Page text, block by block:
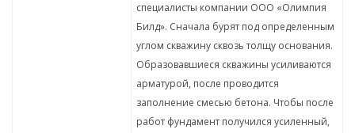
специалисты компании ООО «Олимпия
Билд». Сначала бурят под определенным
углом скважину сквозь толщу основания.
Образовавшиеся скважины усиливаются
арматурой, после проводится
заполнение смесью бетона. Чтобы после
работ фундамент получился усиленный,